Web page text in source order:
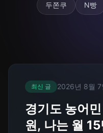
두쫀쿠 N빵
최신 글 2026년 8월 7
경기도 농어
원, 나는 월